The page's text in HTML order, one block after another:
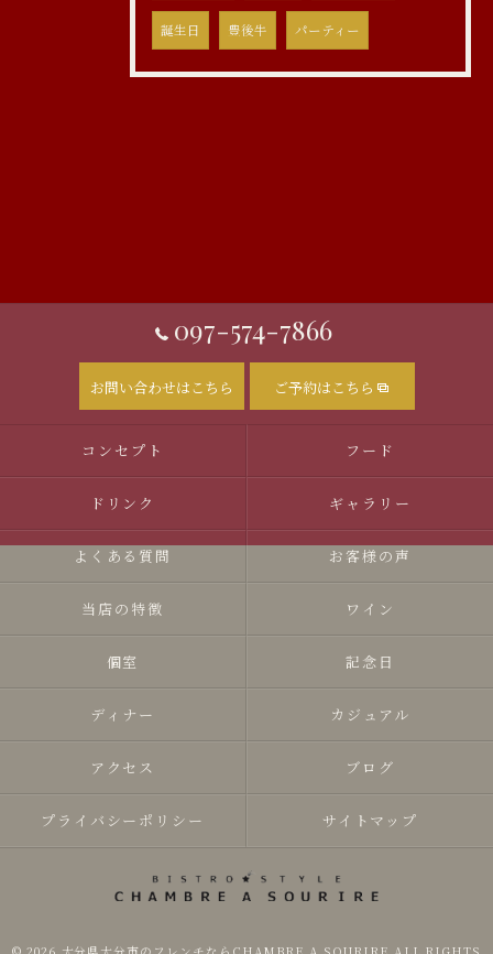
誕生日 豊後牛 パーティー
097-574-7866
お問い合わせはこちら ご予約はこちら
コンセプト フード
ドリンク ギャラリー
よくある質問 お客様の声
当店の特徴 ワイン
個室 記念日
ディナー カジュアル
アクセス ブログ
プライバシーポリシー サイトマップ